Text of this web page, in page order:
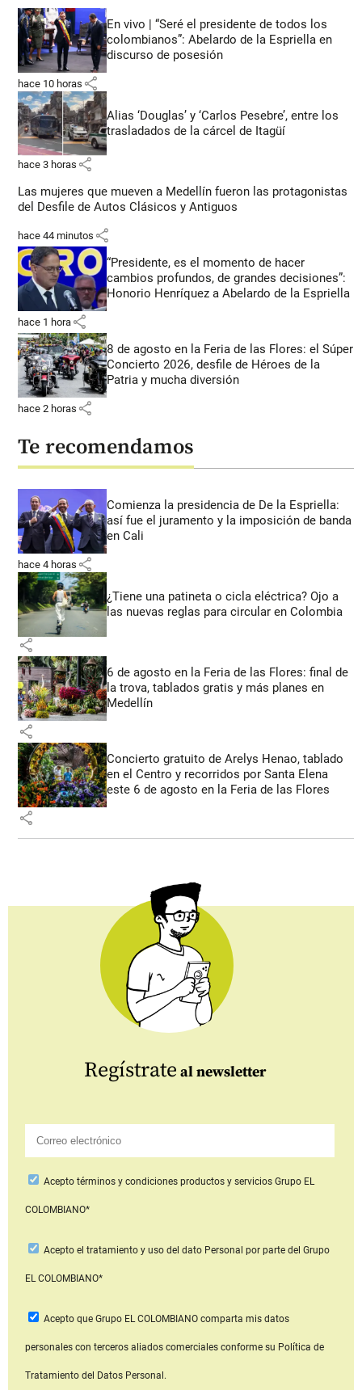
En vivo | “Seré el presidente de todos los
colombianos”: Abelardo de la Espriella en
discurso de posesión
hace 10 horas share
Alias ‘Douglas’ y ‘Carlos Pesebre’, entre los
trasladados de la cárcel de Itagüí
hace 3 horas share
Las mujeres que mueven a Medellín fueron las protagonistas
del Desfile de Autos Clásicos y Antiguos
hace 44 minutos share
“Presidente, es el momento de hacer
cambios profundos, de grandes decisiones”:
Honorio Henríquez a Abelardo de la Espriella
hace 1 hora share
8 de agosto en la Feria de las Flores: el Súper
Concierto 2026, desfile de Héroes de la
Patria y mucha diversión
hace 2 horas share
Te recomendamos
Comienza la presidencia de De la Espriella:
así fue el juramento y la imposición de banda
en Cali
hace 4 horas share
¿Tiene una patineta o cicla eléctrica? Ojo a
las nuevas reglas para circular en Colombia
share
6 de agosto en la Feria de las Flores: final de
la trova, tablados gratis y más planes en
Medellín
share
Concierto gratuito de Arelys Henao, tablado
en el Centro y recorridos por Santa Elena
este 6 de agosto en la Feria de las Flores
share
Regístrate al newsletter
Aceptotérminos y condiciones productos y serviciosGrupo EL
COLOMBIANO*
Acepto el tratamiento y uso del dato Personal por parte del Grupo
EL COLOMBIANO*
Acepto que Grupo EL COLOMBIANOcomparta mis datos
personales con terceros aliados comerciales conforme su Política de
Tratamiento del Datos Personal.